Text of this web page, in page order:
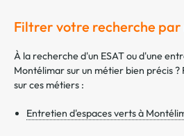
Filtrer votre recherche
À la recherche d'un ESAT ou d'une
Montélimar sur un métier bien précis
sur ces métiers :
Entretien d'espaces verts à